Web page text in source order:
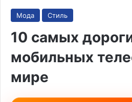
Мода Стиль
10 самых
мобильных
мире